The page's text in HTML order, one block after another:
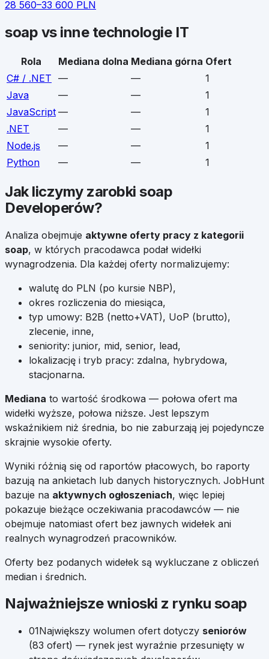
28 560–33 600 PLN
soap vs inne technologie IT
Rola Mediana dolna Mediana górna Ofert
C# / .NET — —
1
Java
— —
1
JavaScript — —
1
.NET
— —
1
Node.js
— —
1
Python
— — 1
Jak liczymy zarobkisoap
Developerów?
Analiza obejmuje aktywne oferty pracy z kategorii
soap, w których pracodawca podał widełki
wynagrodzenia. Dla każdej oferty normalizujemy:
walutę do PLN (po kursie NBP),
okres rozliczenia do miesiąca,
typ umowy: B2B (netto+VAT), UoP (brutto),
zlecenie, inne,
seniority: junior, mid, senior, lead,
lokalizację i tryb pracy: zdalna, hybrydowa,
stacjonarna.
Mediana to wartość środkowa — połowa ofert ma
widełki wyższe, połowa niższe. Jest lepszym
wskaźnikiem niż średnia, bo nie zaburzają jej pojedyncze
skrajnie wysokie oferty.
Wyniki różnią się od raportów płacowych, bo raporty
bazują na ankietach lub danych historycznych. JobHunt
bazuje na aktywnych ogłoszeniach, więc lepiej
pokazuje bieżące oczekiwania pracodawców — nie
obejmuje natomiast ofert bez jawnych widełek ani
realnych wynagrodzeń pracowników.
Oferty bez podanych widełek są wykluczane z obliczeń
median i średnich.
Najważniejsze wnioski z rynku soap
01Największy wolumen ofert dotyczy seniorów
(83 ofert) — rynek jest wyraźnie przesunięty w